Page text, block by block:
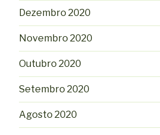
Dezembro 2020
Novembro 2020
Outubro 2020
Setembro 2020
Agosto 2020